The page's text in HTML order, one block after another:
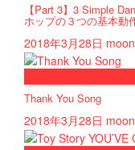
【Part 3】3 Simple
ホップの３つの基本動
2018年3月28日 moon
Thank You Song
2018年3月28日 moon